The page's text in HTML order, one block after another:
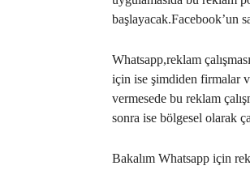
başlayacak.Facebook’un
Whatsapp,reklam
için ise şimdiden firmalar
vermesede bu reklam
sonra ise bölgesel olarak
Bakalım Whatsapp için